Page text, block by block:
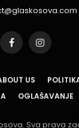
FacebookInstagram
US
OGLAŠAVANJE
Sva prava